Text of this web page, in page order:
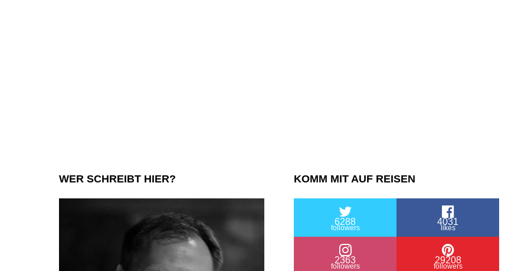
WER SCHREIBT HIER? KOMM MIT AUF REISEN
6288
followers
4031
likes
2363
followers
29208
followers